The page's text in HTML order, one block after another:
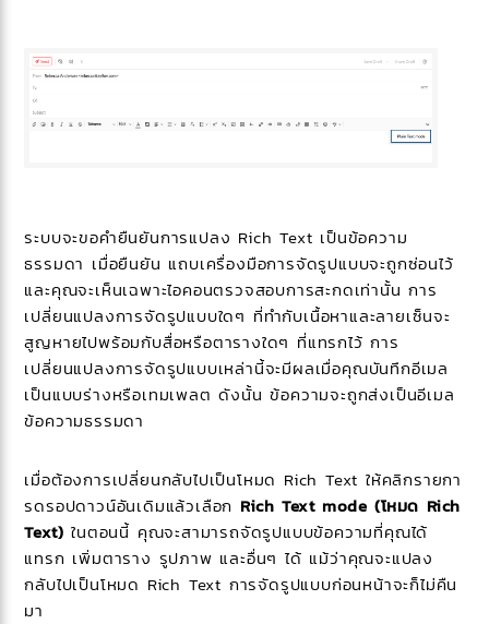
ระบบจะขอคำยืนยันการแปลง Rich Text เป็นข้อความ
ธรรมดา เมื่อยืนยัน แถบเครื่องมือการจัดรูปแบบจะถูกซ่อนไว้
และคุณจะเห็นเฉพาะไอคอนตรวจสอบการสะกดเท่านั้น การ
เปลี่ยนแปลงการจัดรูปแบบใดๆ ที่ทำกับเนื้อหาและลายเซ็นจะ
สูญหายไปพร้อมกับสื่อหรือตารางใดๆ ที่แทรกไว้ การ
เปลี่ยนแปลงการจัดรูปแบบเหล่านี้จะมีผลเมื่อคุณบันทึกอีเมล
เป็นแบบร่างหรือเทมเพลต ดังนั้น ข้อความจะถูกส่งเป็นอีเมล
ข้อความธรรมดา
เมื่อต้องการเปลี่ยนกลับไปเป็นโหมด Rich Text ให้คลิกรายกา
รดรอปดาวน์อันเดิมแล้วเลือก Rich Text mode (โหมด Rich
Text) ในตอนนี้ คุณจะสามารถจัดรูปแบบข้อความที่คุณได้
แทรก เพิ่มตาราง รูปภาพ และอื่นๆ ได้ แม้ว่าคุณจะแปลง
กลับไปเป็นโหมด Rich Text การจัดรูปแบบก่อนหน้าจะก็ไม่คืน
มา